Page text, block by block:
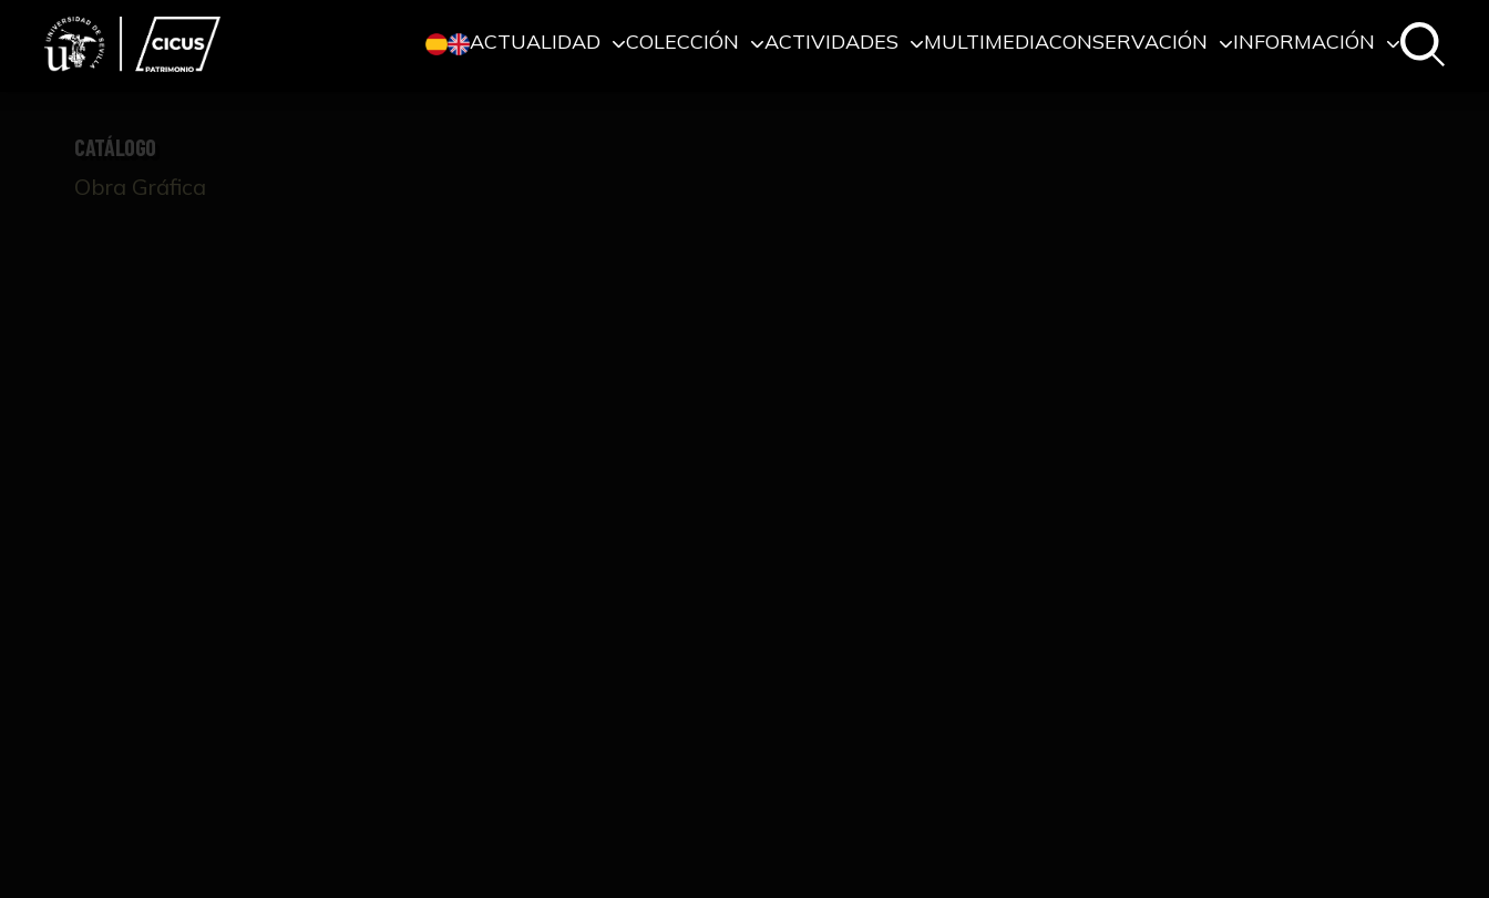
ACTUALIDAD COLECCIÓN ACTIVIDADES MULTIMEDIACONSERVACIÓN INFORMACIÓN
CATÁLOGO
Obra Gráfica